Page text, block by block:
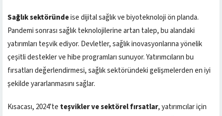
Sağlık sektöründeise dijital sağlık ve biyoteknoloji ön planda.
Pandemi sonrası sağlık teknolojilerine artan talep, bu alandaki
yatırımları teşvik ediyor. Devletler, sağlık inovasyonlarına yönelik
çeşitli destekler ve hibe programları sunuyor. Yatırımcıların bu
fırsatları değerlendirmesi, sağlık sektöründeki gelişmelerden en iyi
şekilde yararlanmasını sağlar.
Kısacası, 2024’te teşvikler ve sektörel fırsatlar, yatırımcılar için